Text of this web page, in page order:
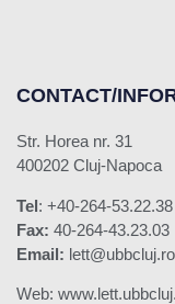
CONTACT/
Str. Horea nr. 31
400202 Cluj-Napoca
Tel: +40-264-53.22.38
Fax: 40-264-43.23.03
Email: lett@ubbcluj.ro
Web: